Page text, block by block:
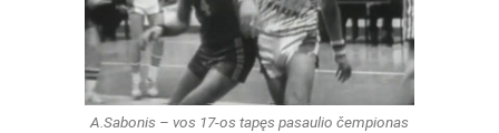
A.Sabonis – vos 17-os tapęs pasaulio čempionas